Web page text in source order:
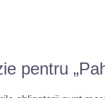
pentru